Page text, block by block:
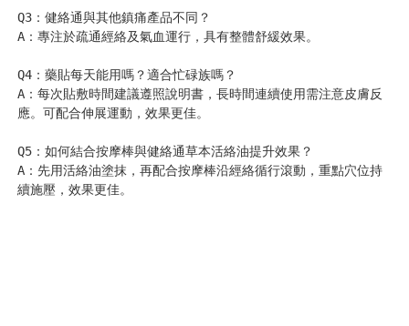
Q3：健絡通與其他鎮痛產品不同？
A：專注於疏通經絡及氣血運行，具有整體舒緩效果。
Q4：藥貼每天能用嗎？適合忙碌族嗎？
A：每次貼敷時間建議遵照說明書，長時間連續使用需注意皮膚反
應。可配合伸展運動，效果更佳。
Q5：如何結合按摩棒與健絡通草本活絡油提升效果？
A：先用活絡油塗抹，再配合按摩棒沿經絡循行滾動，重點穴位持
續施壓，效果更佳。